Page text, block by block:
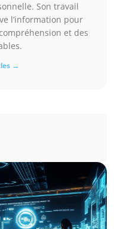
Son travail
l’information pour
et des
→